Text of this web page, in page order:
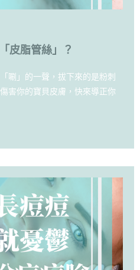
皮脂管絲」？
唰」的一聲，拔下來的是粉刺
害你的寶貝皮膚，快來導正你